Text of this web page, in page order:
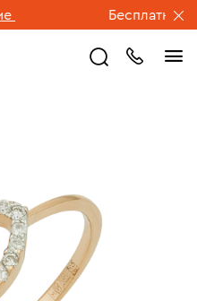
Бесплатная